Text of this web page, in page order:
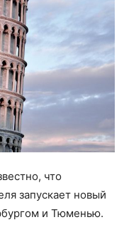
что
запускает новый
и Тюменью.